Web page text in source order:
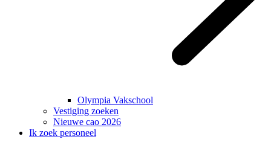
Olympia Vakschool
Vestiging zoeken
Nieuwe cao 2026
Ik zoek personeel